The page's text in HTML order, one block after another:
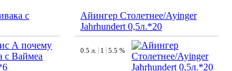
с
Айингер Столетнее/Ayinger
Jahrhundert 0,5л.*20
0.5 л. 1 5.5 %